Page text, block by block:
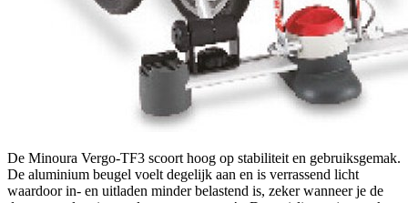
De Minoura Vergo-TF3 scoort hoog op stabiliteit en gebruiksgemak.
De aluminium beugel voelt degelijk aan en is verrassend licht
waardoor in- en uitladen minder belastend is, zeker wanneer je de